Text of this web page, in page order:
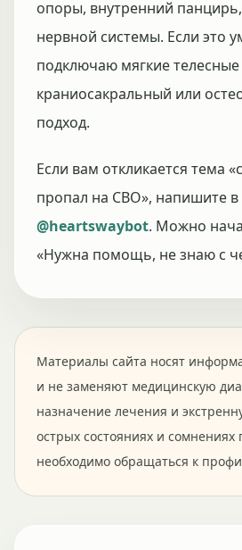
опоры, внутренний панцирь,
нервной системы. Если это
подключаю мягкие телесные
краниосакральный или
подход.
Если вам откликается тема
пропал на СВО», напишите в
@heartswaybot. Можно
«Нужна помощь, не знаю с
Материалы сайта носят
и не заменяют медицинскую
назначение лечения и
острых состояниях и сомнениях
необходимо обращаться к